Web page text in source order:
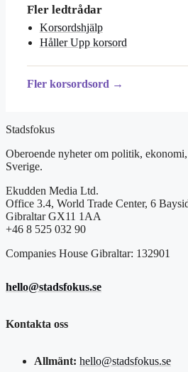
Fler ledtrådar
Korsordshjälp
Håller Upp korsord
Fler korsordsord →
Stadsfokus
Oberoende nyheter om politik,
Sverige.
Ekudden Media Ltd.
Office 3.4, World Trade Center, 6
Gibraltar GX11 1AA
+46 8 525 032 90
Companies House Gibraltar: 132901
hello@stadsfokus.se
Kontakta oss
Allmänt: hello@stadsfokus.se